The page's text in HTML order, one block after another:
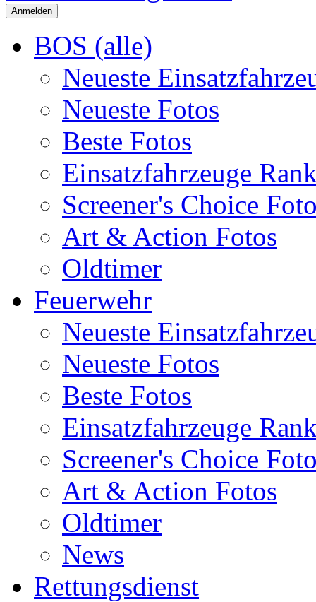
BOS (alle)
Neueste
Neueste Fotos
Beste Fotos
Einsatzfahrzeuge
Screener's Choice
Art & Action Fotos
Oldtimer
Feuerwehr
Neueste
Neueste Fotos
Beste Fotos
Einsatzfahrzeuge
Screener's Choice
Art & Action Fotos
Oldtimer
News
Rettungsdienst